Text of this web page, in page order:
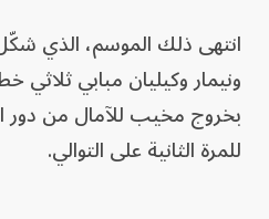
انتهى ذلك الموسم، الذي
ونيمار وكيليان مبابي
بخروج مخيب للآمال من دور
للمرة الثانية على التوالي.